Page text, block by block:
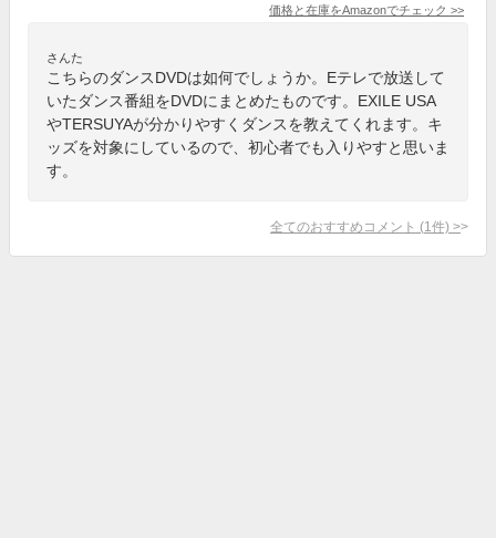
価格と在庫をAmazonでチェック >>
さんた
こちらのダンスDVDは如何でしょうか。Eテレで放送して
いたダンス番組をDVDにまとめたものです。EXILE USA
やTERSUYAが分かりやすくダンスを教えてくれます。キ
ッズを対象にしているので、初心者でも入りやすと思いま
す。
全てのおすすめコメント (1 件) >